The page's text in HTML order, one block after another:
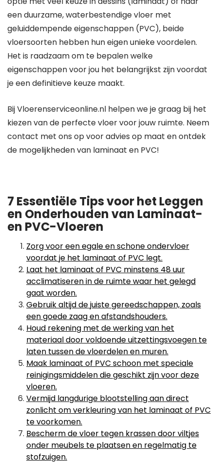
een duurzame, waterbestendige vloer met
geluiddempende eigenschappen (PVC), beide
vloersoorten hebben hun eigen unieke voordelen.
Het is raadzaam om te bepalen welke
eigenschappen voor jou het belangrijkst zijn voordat
je een definitieve keuze maakt.
Bij Vloerenserviceonline.nl helpen we je graag bij het
kiezen van de perfecte vloer voor jouw ruimte. Neem
contact met ons op voor advies op maat en ontdek
de mogelijkheden van laminaat en PVC!
7 Essentiële Tips voor het Leggen
en Onderhouden van Laminaat-
en PVC-Vloeren
Zorg voor een egale en schone ondervloer
voordat je het laminaat of PVC legt.
Laat het laminaat of PVC minstens 48 uur
acclimatiseren in de ruimte waar het gelegd
gaat worden.
Gebruik altijd de juiste gereedschappen, zoals
een goede zaag en afstandshouders.
Houd rekening met de werking van het
materiaal door voldoende uitzettingsvoegen te
laten tussen de vloerdelen en muren.
Maak laminaat of PVC schoon met speciale
reinigingsmiddelen die geschikt zijn voor deze
vloeren.
Vermijd langdurige blootstelling aan direct
zonlicht om verkleuring van het laminaat of PVC
te voorkomen.
Bescherm de vloer tegen krassen door viltjes
onder meubels te plaatsen en regelmatig te
stofzuigen.